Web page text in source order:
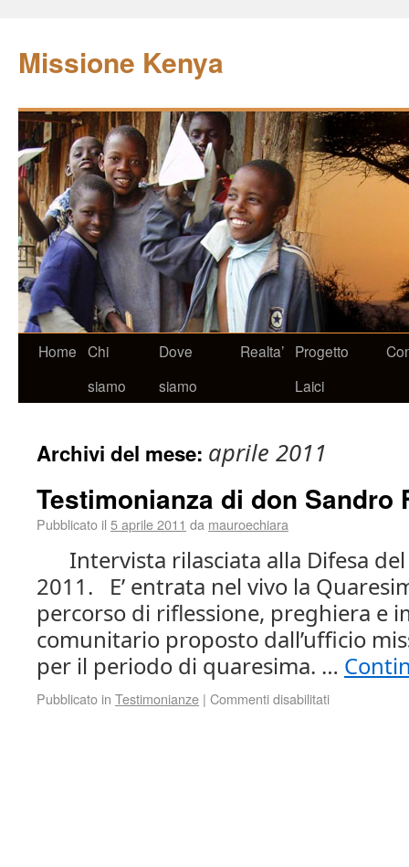
Missione Kenya
Home Chi
siamo
Dove
siamo
Realta’ Progetto
Laici
Archivi del mese: aprile 2011
Testimonianza di don Sandro
Pubblicato il 5 aprile 2011 da mauroechiara
Intervista rilasciata alla Difesa del
2011. E’ entrata nel vivo la
percorso di riflessione, preghiera e
comunitario proposto dall’ufficio
per il periodo di quaresima. …
Pubblicato in Testimonianze | Commenti disabilitati